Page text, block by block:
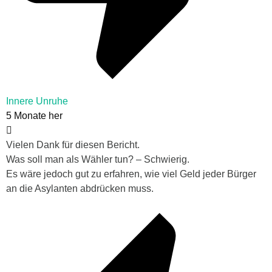
Innere Unruhe
5 Monate her
Vielen Dank für diesen Bericht.
Was soll man als Wähler tun? – Schwierig.
Es wäre jedoch gut zu erfahren, wie viel Geld jeder Bürger
an die Asylanten abdrücken muss.